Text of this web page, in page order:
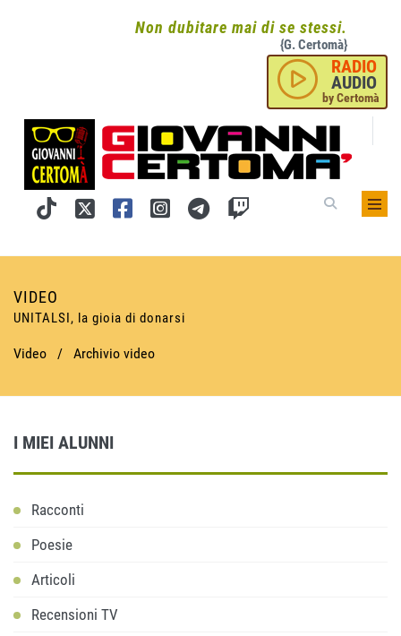
Non dubitare mai di se stessi.
{G. Certomà}
RADIO
AUDIO
by Certomà
VIDEO
UNITALSI, la gioia di donarsi
Video / Archivio video
I MIEI ALUNNI
Racconti
Poesie
Articoli
Recensioni TV